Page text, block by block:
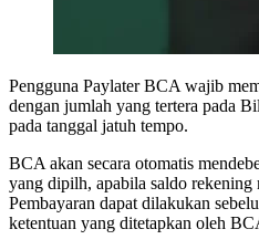
Pengguna Paylater BCA wajib
dengan jumlah yang tertera pada
pada tanggal jatuh tempo.
BCA akan secara otomatis
yang dipilh, apabila saldo
Pembayaran dapat dilakukan
ketentuan yang ditetapkan oleh